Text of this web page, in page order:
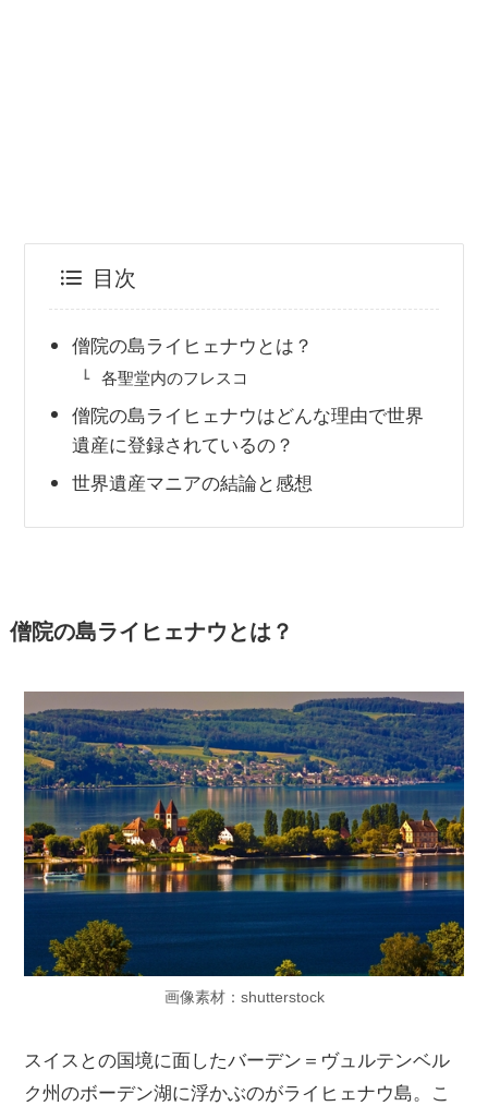
目次
僧院の島ライヒェナウとは？
各聖堂内のフレスコ
僧院の島ライヒェナウはどんな理由で世界
遺産に登録されているの？
世界遺産マニアの結論と感想
僧院の島ライヒェナウとは？
画像素材：shutterstock
スイスとの国境に面したバーデン＝ヴュルテンベル
ク州のボーデン湖に浮かぶのがライヒェナウ島。こ